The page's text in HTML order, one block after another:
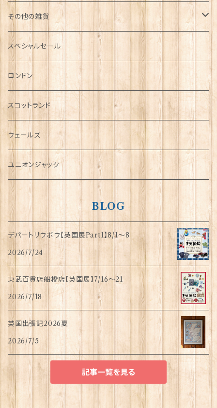
その他の雑貨
ミニカー
チャーム
犬グッズ
傘
指貫(シンブル)
スペシャルセール
ロンドン
スコットランド
ウェールズ
ユニオンジャック
BLOG
デパートリウボウ【英国展Part1】8/1〜8
2026/7/24
東武百貨店船橋店【英国展】7/16～21
2026/7/18
英国出張記2026夏
2026/7/5
記事一覧を見る